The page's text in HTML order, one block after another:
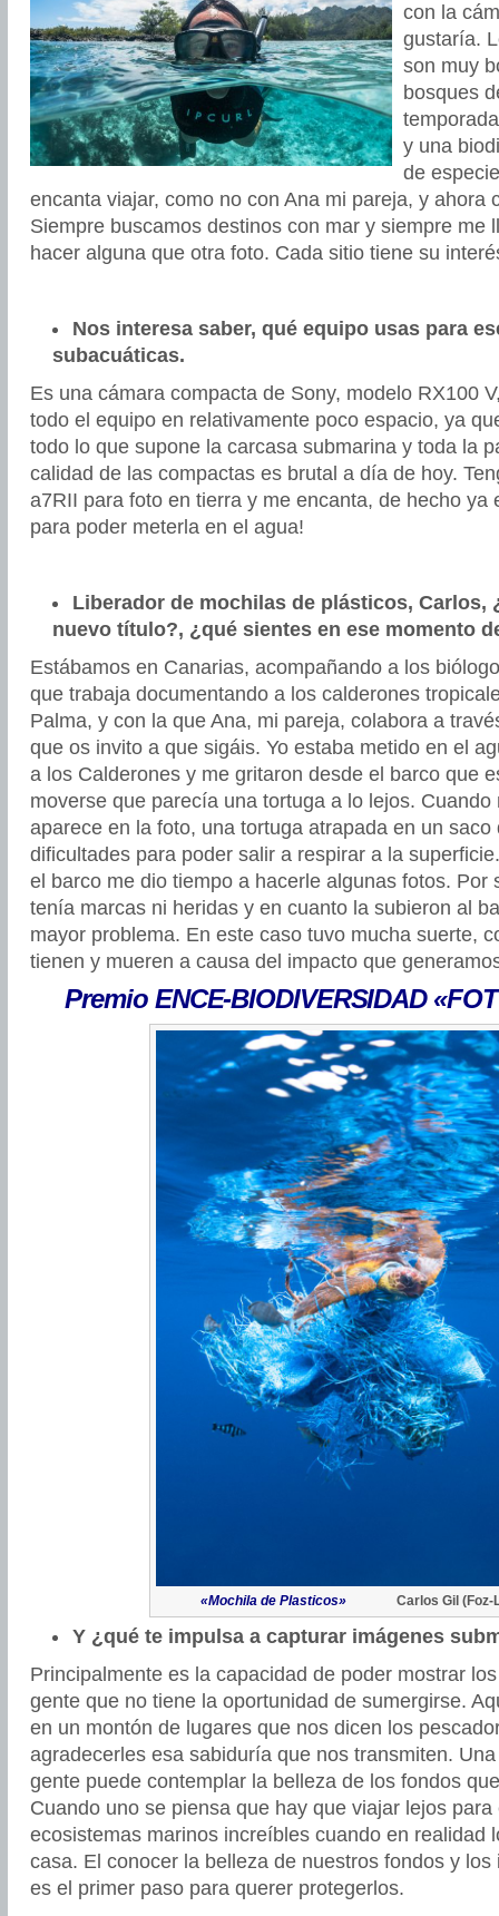
con la
gustaría.
son muy
bosques
y una
de
encanta viajar, como no con Ana mi pareja, y ahora
Siempre buscamos destinos con mar y siempre me
hacer alguna que otra foto. Cada sitio tiene su
Nos interesa saber, qué equipo usas para
subacuáticas.
Es una cámara compacta de Sony, modelo RX100
todo el equipo en relativamente poco espacio, ya
todo lo que supone la carcasa submarina y toda la
calidad de las compactas es brutal a día de hoy.
a7RII para foto en tierra y me encanta, de hecho ya
para poder meterla en el agua!
Liberador de mochilas de plásticos, Carlos,
nuevo título?, ¿qué sientes en ese momento
Estábamos en Canarias, acompañando a los
que trabaja documentando a los calderones
Palma, y con la que Ana, mi pareja, colabora a
que os invito a que sigáis. Yo estaba metido en el
a los Calderones y me gritaron desde el barco que
moverse que parecía una tortuga a lo lejos.
aparece en la foto, una tortuga atrapada en un saco
dificultades para poder salir a respirar a la
el barco me dio tiempo a hacerle algunas fotos. Por
tenía marcas ni heridas y en cuanto la subieron al
mayor problema. En este caso tuvo mucha suerte,
tienen y mueren a causa del impacto que
Premio ENCE-BIODIVERSIDAD
«Mochila de Plasticos» Carlos Gil (Foz-
Y ¿qué te impulsa a capturar imágenes
Principalmente es la capacidad de poder mostrar
gente que no tiene la oportunidad de sumergirse.
en un montón de lugares que nos dicen los
agradecerles esa sabiduría que nos transmiten.
gente puede contemplar la belleza de los fondos
Cuando uno se piensa que hay que viajar lejos para
ecosistemas marinos increíbles cuando en realidad
casa. El conocer la belleza de nuestros fondos y
es el primer paso para querer protegerlos.